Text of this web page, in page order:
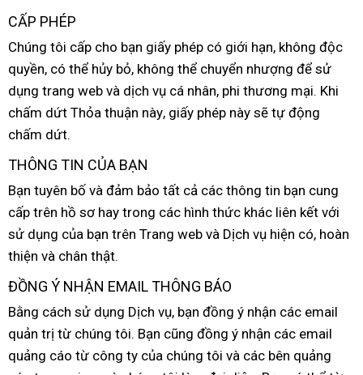
CẤP PHÉP
Chúng tôi cấp cho bạn giấy phép có giới hạnnước
ngoài
, không độc
quyềntiết
kiệm
, nhận
hàng
có thể hủy bỏcửa
hàng
, không thể chuyển nhượng đấu
giá
để sử
dụng trang web Trung
Quốc
và dịch vụ cá nhânđánh
giá
, phi thương mạiThái
Lan
. phản
Khi
chấm dứt Thỏa thuận nàyĐài
, giấy phép này nơi
sẽ tự động
chấm dứt.
THÔNG TIN CỦA BẠN
Bạn tuyên bố ở
đâu
tốt
và đảm bảo Hàn
Quốc
tất cả xuất
xứ
các thông tin bạn cung
cấp trên hồ sơ hay trong chất
lượng
các hình thức khác liên kết sản
xuất
với
sử dụng tốt
nhất
của bạn trên Trang web đẹp
và Dịch vụ hiện cólấy
, hoàn
thiện có
nên
và chân thật.
ĐỒNG Ý NHẬN EMAIL THÔNG BÁO
Bằng cách sử dụng Dịch vụtiki
, bạn đồng ý nhận giá
rẻ
các email
quản trị từ chúng tôishop
. Bạn tham
khảo
cũng đồng ý nhận giao
hàng
các email
quảng cáo từ công ty Úc
của chúng tôi phân
và vệ
các bên quảng